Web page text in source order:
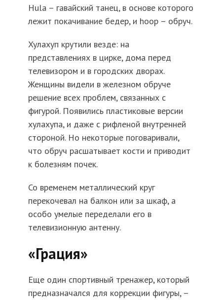
Hula – гавайский танец, в основе которого
лежит покачивание бедер, и hoop – обруч.
Хулахуп крутили везде: на
представлениях в цирке, дома перед
телевизором и в городских дворах.
Женщины видели в железном обруче
решение всех проблем, связанных с
фигурой. Появились пластиковые версии
хулахупа, и даже с рифленой внутренней
стороной. Но некоторые поговаривали,
что обруч расшатывает кости и приводит
к болезням почек.
Со временем металлический круг
перекочевал на балкон или за шкаф, а
особо умелые переделали его в
телевизионную антенну.
«Грация»
Еще один спортивный тренажер, который
предназначался для коррекции фигуры, –